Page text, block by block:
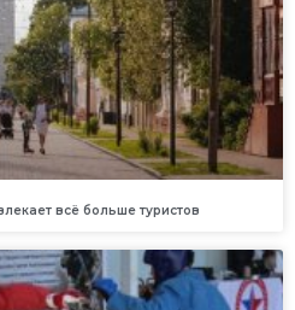
всё больше туристов